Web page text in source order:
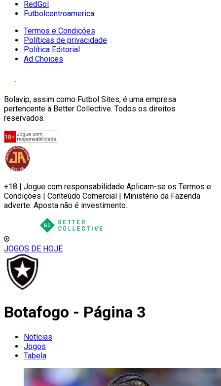
RedGol
Futbolcentroamerica
Termos e Condições
Políticas de privacidade
Política Editorial
Ad Choices
Bolavip, assim como Futbol Sites, é uma empresa
pertencente à Better Collective. Todos os direitos
reservados.
+18 | Jogue com responsabilidade Aplicam-se os Termos e
Condições | Conteúdo Comercial | Ministério da Fazenda
adverte: Aposta não é investimento.
JOGOS DE HOJE
Botafogo - Página 3
Notícias
Jogos
Tabela